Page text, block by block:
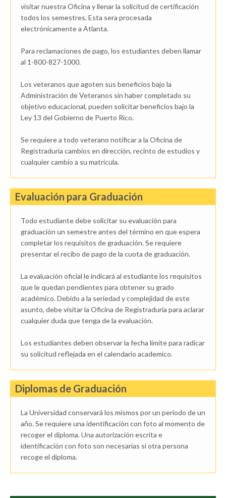
visitar nuestra Oficina y llenar la solicitud de certificación
todos los semestres. Esta sera procesada
electrónicamente a Atlanta.
Para reclamaciones de pago, los estudiantes deben llamar
al 1-800-827-1000.
Los veteranos que agoten sus beneficios bajo la
Administración de Veteranos sin haber completado su
objetivo educacional, pueden solicitar beneficios bajo la
Ley 13 del Gobierno de Puerto Rico.
Se requiere a todo veterano notificar a la Oficina de
Registraduría cambios en dirección, recinto de estudios y
cualquier cambio a su matrícula.
Evaluación para Graduación
Todo estudiante debe solicitar su evaluación para
graduación un semestre antes del término en que espera
completar los requisitos de graduación. Se requiere
presentar el recibo de pago de la cuota de graduación.
La evaluación oficial le indicará al estudiante los requisitos
que le quedan pendientes para obtener su grado
académico. Debido a la seriedad y complejidad de este
asunto, debe visitar la Oficina de Registraduria para aclarar
cualquier duda que tenga de la evaluación.
Los estudiantes deben observar la fecha límite para radicar
su solicitud reflejada en el calendario academico.
Diplomas de Graduación
La Universidad conservará los mismos por un período de un
año. Se requiere una identificación con foto al momento de
recoger el diploma. Una autorización escrita e
identificación con foto son necesarias si otra persona
recoge el diploma.